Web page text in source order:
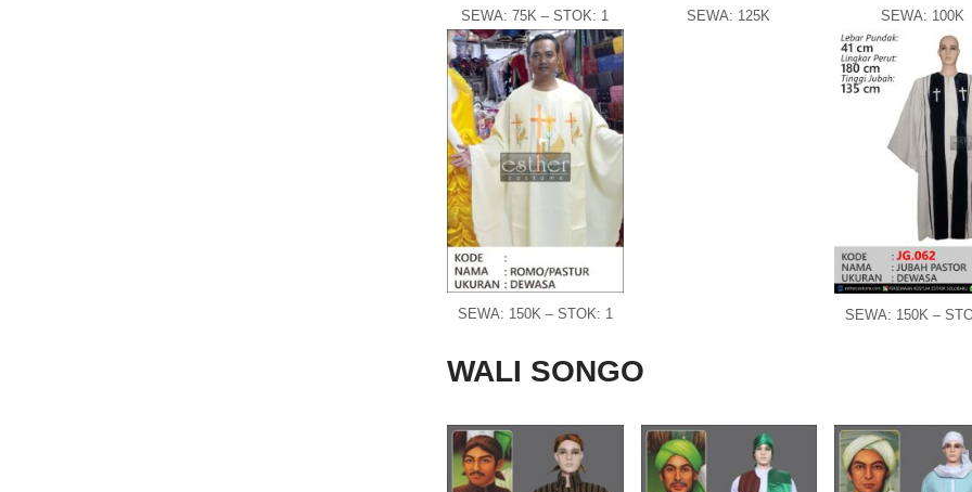
SEWA: 75K – STOK: 1 SEWA: 125K SEWA: 100K
SEWA: 150K – STOK: 1 SEWA: 150K –
WALI SONGO